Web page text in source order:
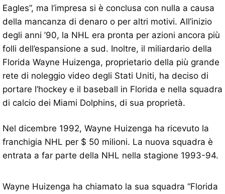
Eagles”, ma l’impresa si è conclusa con nulla a causa
della mancanza di denaro o per altri motivi. All’inizio
degli anni ’90, la NHL era pronta per azioni ancora più
folli dell’espansione a sud. Inoltre, il miliardario della
Florida Wayne Huizenga, proprietario della più grande
rete di noleggio video degli Stati Uniti, ha deciso di
portare l’hockey e il baseball in Florida e nella squadra
di calcio dei Miami Dolphins, di sua proprietà.
Nel dicembre 1992, Wayne Huizenga ha ricevuto la
franchigia NHL per $ 50 milioni. La nuova squadra è
entrata a far parte della NHL nella stagione 1993-94.
Wayne Huizenga ha chiamato la sua squadra “Florida